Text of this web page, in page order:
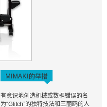
MIMAKI的举措
有意识地创造机械或数据错误的名
为“Glitch”的独特技法和三丽鸥的人